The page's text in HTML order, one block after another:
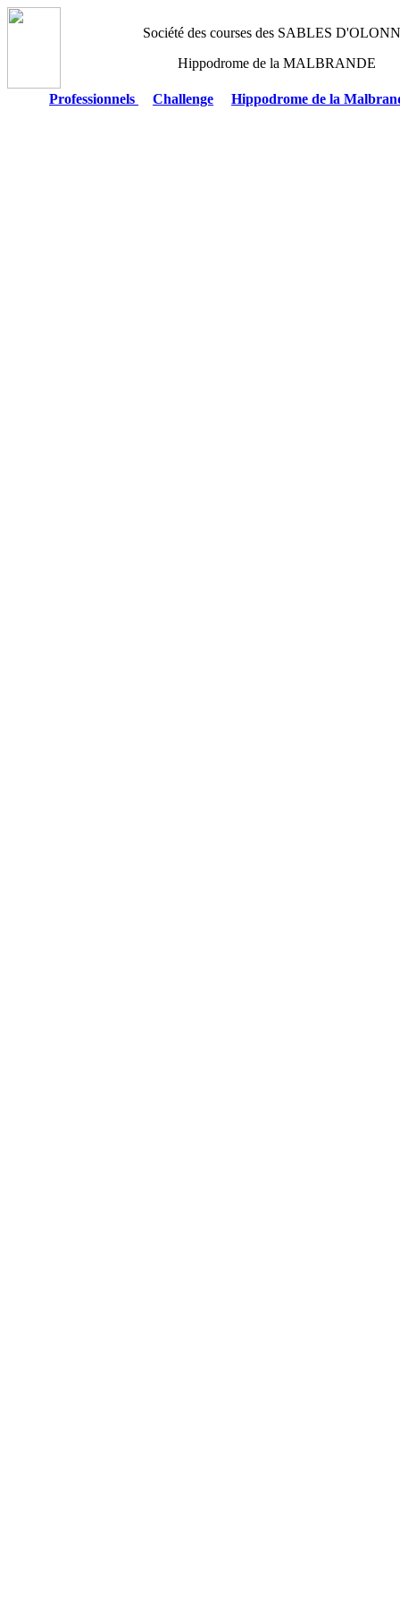
Société des courses des SABLES
Hippodrome de la MALBRANDE
Professionnels Challenge Hippodrome de la